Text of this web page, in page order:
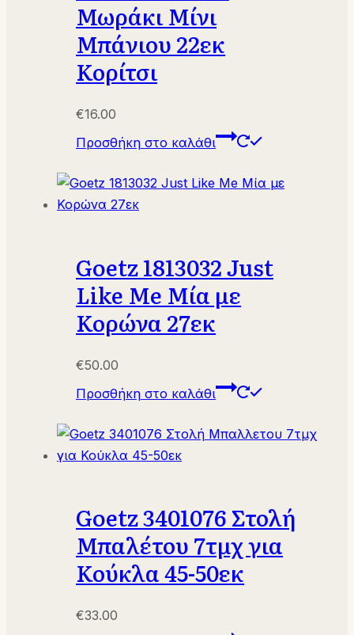
Μωράκι Μίνι
Μπάνιου 22εκ
Κορίτσι
€16.00
Προσθήκη στο καλάθι
Goetz 1813032 Just
Like Me Μία με
Κορώνα 27εκ
€50.00
Προσθήκη στο καλάθι
Goetz 3401076 Στολή
Μπαλέτου 7τμχ για
Κούκλα 45-50εκ
€33.00